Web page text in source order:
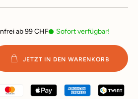
ab 99 CHF Sofort verfügbar!
JETZT IN DEN WARENKORB